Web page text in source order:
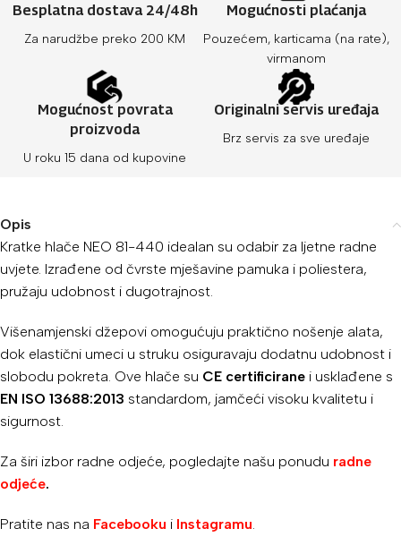
Besplatna dostava 24/48h
Za narudžbe preko 200 KM
Mogućnosti plaćanja
Pouzećem, karticama (na rate),
virmanom
Mogućnost povrata
proizvoda
U roku 15 dana od kupovine
Originalni servis uređaja
Brz servis za sve uređaje
Opis
Kratke hlače NEO 81-440 idealan su odabir za ljetne radne
uvjete. Izrađene od čvrste mješavine pamuka i poliestera,
pružaju udobnost i dugotrajnost.
Višenamjenski džepovi omogućuju praktično nošenje alata,
dok elastični umeci u struku osiguravaju dodatnu udobnost i
slobodu pokreta. Ove hlače su CE certificirane i usklađene s
EN ISO 13688:2013 standardom, jamčeći visoku kvalitetu i
sigurnost.
Za širi izbor radne odjeće, pogledajte našu ponudu radne
odjeće.
Pratite nas na Facebooku i Instagramu